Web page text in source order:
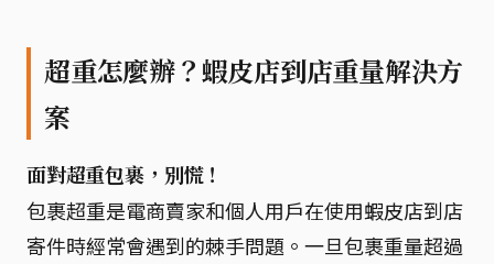
超重怎麼辦？蝦皮店到店重量解決方
案
面對超重包裹，別慌！
包裹超重是電商賣家和個人用戶在使用蝦皮店到店
寄件時經常會遇到的棘手問題。一旦包裹重量超過